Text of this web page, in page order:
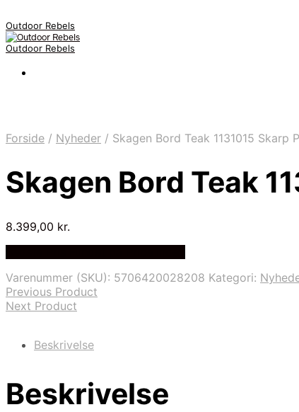
Outdoor Rebels
Outdoor Rebels
Forside / Nyheder / Skagen Bord Teak 1131015 Skarp
Skagen Bord Teak
8.399,00 kr.
Varenummer (SKU): 5706420028208 Kategori:
Previous Product
Next Product
Beskrivelse
Beskrivelse